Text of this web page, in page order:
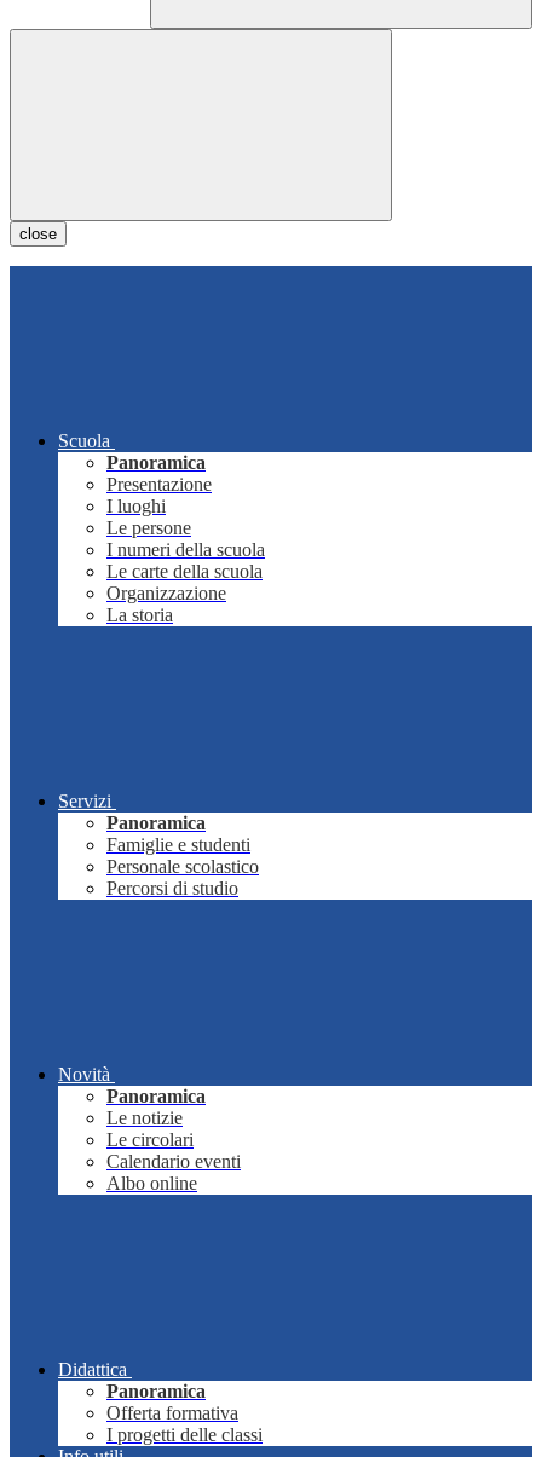
close
Scuola
Panoramica
Presentazione
I luoghi
Le persone
I numeri della scuola
Le carte della scuola
Organizzazione
La storia
Servizi
Panoramica
Famiglie e studenti
Personale scolastico
Percorsi di studio
Novità
Panoramica
Le notizie
Le circolari
Calendario eventi
Albo online
Didattica
Panoramica
Offerta formativa
I progetti delle classi